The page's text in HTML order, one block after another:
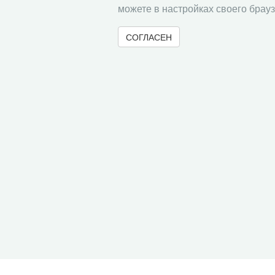
можете в настройках своего
СОГЛАСЕН